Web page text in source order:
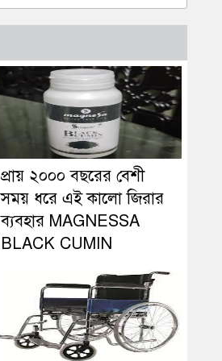
প্রায় ২০০০ বছরের বেশী
সময় ধরে এই কালো জিরার
ব্যবহার MAGNESSA
BLACK CUMIN